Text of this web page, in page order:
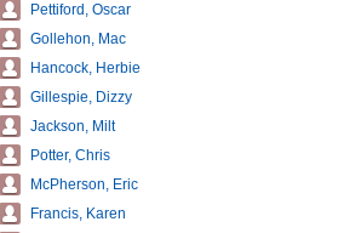
Pettiford, Oscar
Gollehon, Mac
Hancock, Herbie
Gillespie, Dizzy
Jackson, Milt
Potter, Chris
McPherson, Eric
Francis, Karen